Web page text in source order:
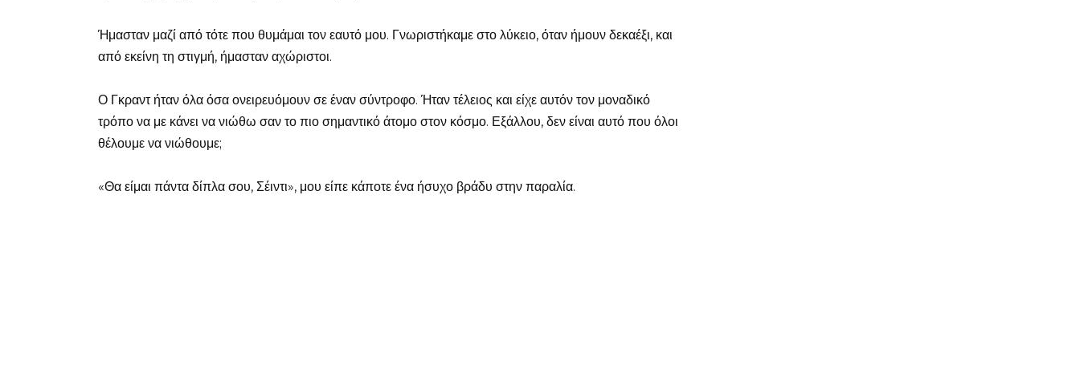
Ήμασταν μαζί από τότε που θυμάμαι τον εαυτό μου. Γνωριστήκαμε στο λύκειο, όταν ήμουν δεκαέξι, και
από εκείνη τη στιγμή, ήμασταν αχώριστοι.
Ο Γκραντ ήταν όλα όσα ονειρευόμουν σε έναν σύντροφο. Ήταν τέλειος και είχε αυτόν τον μοναδικό
τρόπο να με κάνει να νιώθω σαν το πιο σημαντικό άτομο στον κόσμο. Εξάλλου, δεν είναι αυτό που όλοι
θέλουμε να νιώθουμε;
«Θα είμαι πάντα δίπλα σου, Σέιντι», μου είπε κάποτε ένα ήσυχο βράδυ στην παραλία.